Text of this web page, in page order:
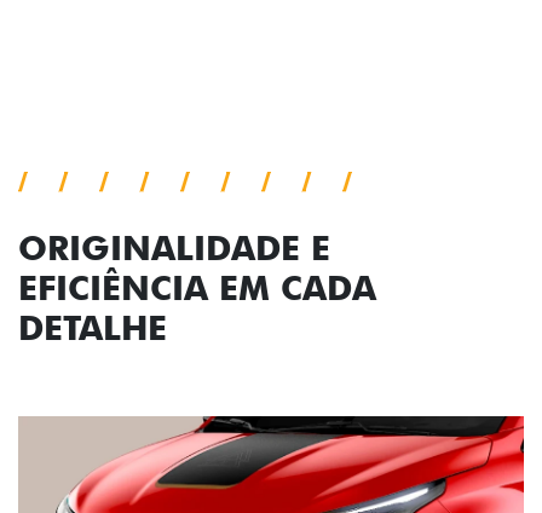
ORIGINALIDADE E
EFICIÊNCIA EM CADA
DETALHE